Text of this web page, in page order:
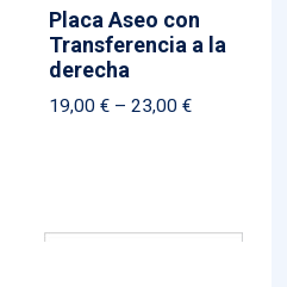
Placa Aseo con
Transferencia a la
derecha
19,00 € – 23,00 €Price